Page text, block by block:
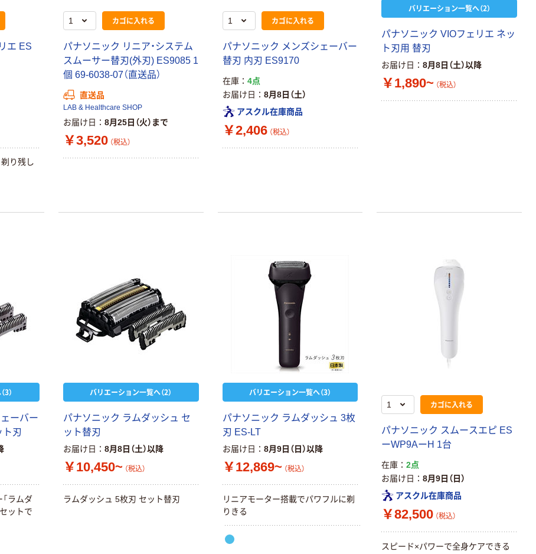
エ ES
り残し
カゴに入れる
パナソニック リニア・システム
スムーサー替刃(外刃) ES9085 1
個 69-6038-07（直送品）
直送品
LAB & Healthcare SHOP
お届け日 8月25日（火）まで
￥3,520 （税込）
カゴに入れる
パナソニック メンズシェーバー
替刃 内刃 ES9170
在庫
4点
お届け日
8月8日（土）
アスクル在庫商品
￥2,406 （税込）
バリエーション一覧へ（2）
パナソニック VIOフェリエ ネッ
ト刃用 替刃
お届け日 8月8日（土）以降
￥1,890~ （税込）
）
ーバー
ト刃
ラムダ
ットで
バリエーション一覧へ（2）
パナソニック ラムダッシュ セ
ット替刃
お届け日 8月8日（土）以降
￥10,450~ （税込）
ラムダッシュ 5枚刃 セット替刃
バリエーション一覧へ（3）
パナソニック ラムダッシュ 3枚
刃 ES-LT
お届け日 8月9日（日）以降
￥12,869~ （税込）
リニアモーター搭載でパワフルに剃
りきる
カゴに入れる
パナソニック スムースエピ ES
ーWP9AーH 1台
在庫
2点
お届け日
8月9日（日）
アスクル在庫商品
￥82,500 （税込）
スピード×パワーで全身ケアできる
オリジナル
アスクルオリジ
ナル ラミネー
トフィルム A4
サイズ
100μ（ミクロン）
￥458~ （税込）
本気プライス
アスクル はたら
50×15mm
￥386~
ペーパータオル
富士フイルム
instax mini13
￥12,100~
（税込）
サントリー 伊右
衛門 「お茶、どう
ぞ。」 緑茶
く ふせん 付箋
ープ 大巻
￥124~ （税込）
ノミータイプ
本気プライス
トイレットペー
パー シングル
リサイクル100
芯あり FSC認
￥470~